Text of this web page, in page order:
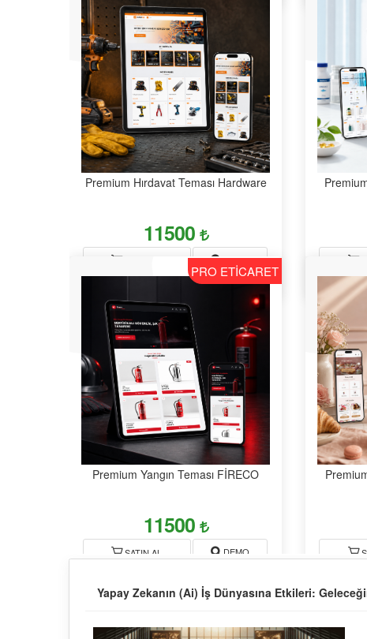
Premium Hırdavat Teması Hardware
11500
DEMO
PRO ETİCARET
Premium Yangın Teması FİRECO
11500
SATIN AL DEMO
Yapay Zekanın (Ai) İş Dünyasına Etkileri: